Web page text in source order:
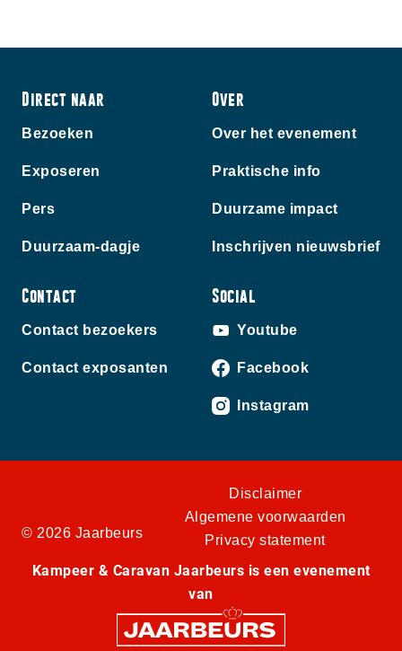
Direct naar
Bezoeken
Exposeren
Pers
Duurzaam-dagje
Over
Over het evenement
Praktische info
Duurzame impact
Inschrijven nieuwsbrief
Contact
Contact bezoekers
Contact exposanten
Social
Youtube
Facebook
Instagram
© 2026 Jaarbeurs
Disclaimer
Algemene voorwaarden
Privacy statement
Kampeer & Caravan Jaarbeurs is een evenement
van